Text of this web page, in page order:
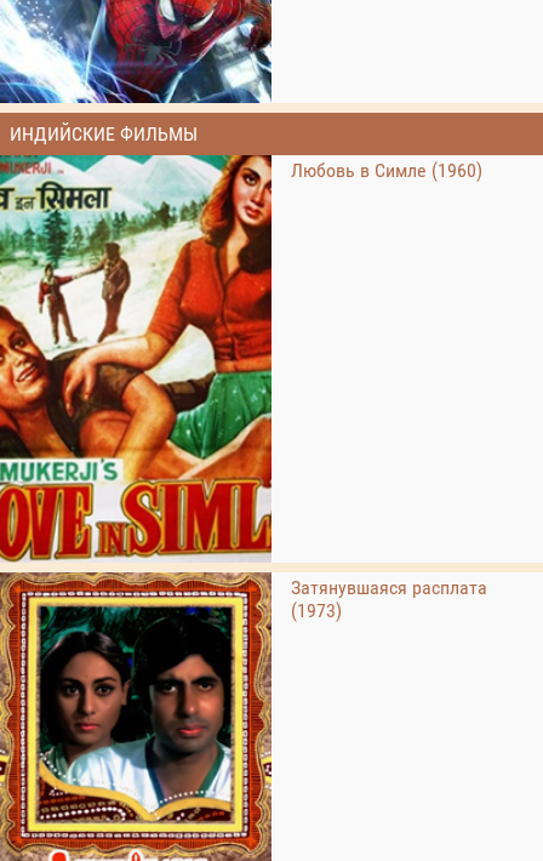
ИНДИЙСКИЕ ФИЛЬМЫ
Любовь в Симле (1960)
Затянувшаяся расплата
(1973)